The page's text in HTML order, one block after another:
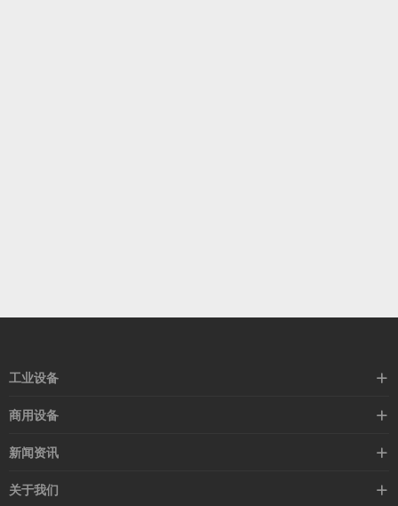
工业设备
空冷器
换热器
商用设备
暖风机
新闻资讯
行业新闻
关于我们